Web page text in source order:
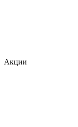
Акции